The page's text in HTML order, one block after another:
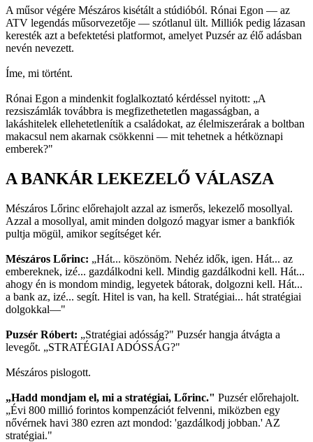
A műsor végére Mészáros kisétált a stúdióból. Rónai Egon — az
ATV legendás műsorvezetője — szótlanul ült. Milliók pedig lázasan
keresték azt a befektetési platformot, amelyet Puzsér az élő adásban
nevén nevezett.
Íme, mi történt.
Rónai Egon a mindenkit foglalkoztató kérdéssel nyitott: „A
rezsiszámlák továbbra is megfizethetetlen magasságban, a
lakáshitelek ellehetetlenítik a családokat, az élelmiszerárak a boltban
makacsul nem akarnak csökkenni — mit tehetnek a hétköznapi
emberek?"
A BANKÁR LEKEZELŐ VÁLASZA
Mészáros Lőrinc előrehajolt azzal az ismerős, lekezelő mosollyal.
Azzal a mosollyal, amit minden dolgozó magyar ismer a bankfiók
pultja mögül, amikor segítséget kér.
Mészáros Lőrinc: „Hát... köszönöm. Nehéz idők, igen. Hát... az
embereknek, izé... gazdálkodni kell. Mindig gazdálkodni kell. Hát...
ahogy én is mondom mindig, legyetek bátorak, dolgozni kell. Hát...
a bank az, izé... segít. Hitel is van, ha kell. Stratégiai... hát stratégiai
dolgokkal—"
Puzsér Róbert: „Stratégiai adósság?" Puzsér hangja átvágta a
levegőt. „STRATÉGIAI ADÓSSÁG?"
Mészáros pislogott.
„Hadd mondjam el, mi a stratégiai, Lőrinc." Puzsér előrehajolt.
„Évi 800 millió forintos kompenzációt felvenni, miközben egy
nővérnek havi 380 ezren azt mondod: 'gazdálkodj jobban.' AZ
stratégiai."